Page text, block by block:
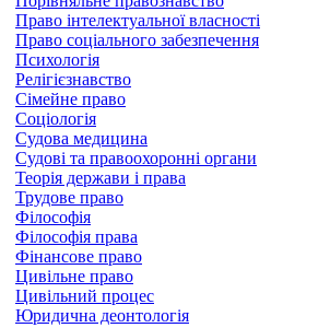
Право інтелектуальної власності
Право соціального забезпечення
Психологія
Релігієзнавство
Сімейне право
Соціологія
Судова медицина
Судові та правоохоронні органи
Теорія держави і права
Трудове право
Філософія
Філософія права
Фінансове право
Цивільне право
Цивільний процес
Юридична деонтологія